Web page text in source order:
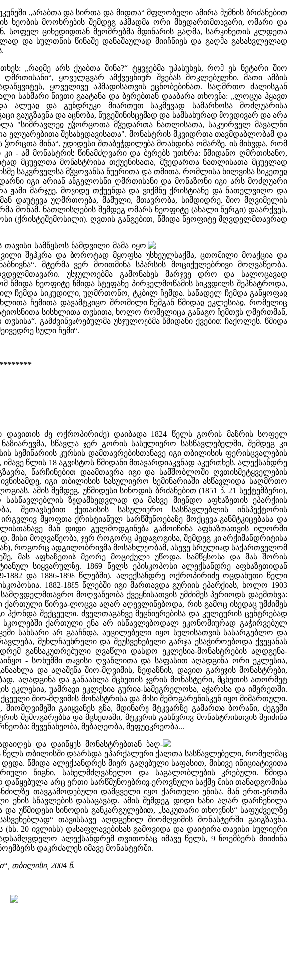
„არაბთა და სირთა და მიდთა“ მფლობელი ამირა მუმნის ბრძანებით
ხეობის მოოხრების შემდეგ აჰმადმა ორი მხედართმთავარი, ომარი და
სოფელ ციხედიდთან მეომრებმა მდინარის გაღმა, სარკინეთის კლდეთა
და სულთნის წინაშე დანაშაულად მიიჩნიეს და გაღმა გასასვლელად
„რაჲმე არს ქუაბთა შინა?“ ტყვეებმა უპასუხეს, რომ ეს ნეტარი შიო
ყოველგვარ ამქვეყნიურ შვებას მოკლებულნი. მათი ამბის
ყოველივე აჰმადისათვის ეცნობებინათ. საღმრთო ძალისგან
სახმარი ნივთი გაატანა და ბერებთან დააბარა თხოვნა: „ლოცუა ჰყავთ
ალუაჲ და გუნდრუკი მიართუთ საკმევად სამარხოსა მოძღუარისა
გაუგზავნა და აცნობა, ნუგეშინისცემად და სამსახურად მოვდივარ და არა
"სიმრავლეჲ უჴორცოთა მჴედართა ნათლისათა, საკუირველ მავალნი
ელუარებითა შესახედავისათა". მონასტრის მკვიდრთა თავმდაბლობამ და
შინა“, უდიდესი შთაბეჭდილება მოახდინა ომარზე. ის მიხვდა, რომ
- ამ მონასტრის წინამძღვარი და ბერებს უთხრა: წმიდანო ღმრთისანო,
მცუელთა მონასტრისა თქუენისათა, მჴედართა ნათლისათა მცუელად
საკჳრველსა მჴცოვანსა წუერითა და თმითა, რომლისა ხილვისა სიკეთეჲ
იგი არიან ანგელოსნი ღმრთისანი და მონაზონი იგი არს მოძღუარი
ჟამი მარჯუე, მოვიდე თქუენდა და ვიქმნე ქრისტიანე და ნათელვიღო და
დაუტევა უღმრთოება, მამული, მთავრობა, სიმდიდრე, შიო მღვიმელის
მონამ. ნათლისღების შემდეგ ომარს ნეოფიტე (ახალი ნერგი) დაარქვეს,
(ქრისტეშემოსილი). ღვთის განგებით, წმიდა ნეოფიტე მღვდელმთავრად
სამწყსოს ნამდვილი მამა იყო:
შეჰკრა და ბოროტად მყოფსა უსხეულსაქმა, ცთომილი მოაქცია და
მტერმა ვერ მოითმინა სპარსის მოციქულებრივი მოღვაწეობა.
უსჯულოებმა გამონახეს მარჯვე დრო და სალოცავად
წმიდა ნეოფიტე წმიდა სტეფანე პირველმოწამის სიკვდილს შეჰნატროდა,
ჩემდა სიკუდილი, უღმრთონო, ტკბილ ჩემდა. საწადელ ჩემდა განყოფაჲ
ჩემითა დავამტკიცო შრომილი ჩემგან წმიდაჲ ეკლესიაჲ, რომელიც
პატიოსნითა სისხლითა თჳსითა, ხოლო რომელიცა განაგო ჩემთჳს ღმერთმან,
გამძვინვარებულმა უსჯულოებმა წმიდანი ქვებით ჩაქოლეს. წმიდა
სული ჩემი“.
დავითის ძე ოქროპირიძე) დაიბადა 1824 წელს გორის მაზრის სოფელ
სწავლა ჯერ გორის სასულიერო სასწავლებელში, შემდეგ კი
სემინარიის კურსის დამთავრებისთანავე იგი თბილისის ფერისცვალების
წლის 18 აგვისტოს წმიდანი მთავარდიაკვნად აკურთხეს. ალექსანდრე
წარჩინებით დაამთავრა იგი და სამშობლოში ღვთისმეტყველების
იგი თბილისის სასულიერო სემინარიაში ასწავლიდა საღმრთო
ამის შემდეგ, უწმიდესი სინოდის ბრძანებით (1851 წ. 21 სექტემბერი),
ზედამხედვლად და მასვე მიენდო აფხაზეთის ეპარქიის
შეთავსებით ქუთაისის სასულიერო სასწავლებლის ინსპექტორის
მყოფთა ქრისტიანულ სარწმუნოებაზე მოქცევა-განმტკიცებასა და
მან დიდი გულმოდგინება გამოიჩინა აფხაზთათვის ილორში
მისი მოღვაწეობა, ჯერ როგორც პედაგოგისა, შემდეგ კი არქიმანდრიტისა
როგორც ადგილობრივმა მოსახლეობამ, ასევე სრულიად საქართველომ
მას აფხაზეთის მეორე მოციქული უწოდა. სამწყსოსა და მას შორის
სიყვარულზე. 1869 წელს ეპისკოპოსი ალექსანდრე აფხაზეთიდან
1882 და 1886-1898 წლებში). ალექსანდრე ოქროპირიძე ოცდახუთი წელი
1882-1885 წლებში იგი მართავდა გურიის ეპარქიას, ხოლო 1903
მოღვაწეობა ქვეყნისათვის უმძიმეს პერიოდს დაემთხვა:
წირვა-ლოცვა აღარ აღევლინებოდა, რის გამოც ისედაც უმძიმეს
შექცეული. ძველთაგანვე მეცნიერებისა და კულტურის ცენტრებად
სკოლებში ქართული ენა არ ისწავლებოდალ ეკონომიურად გაჭირვებულ
სახსარი არ გააჩნდა, აუცილებელი იყო სულისათვის სასარგებლო და
მუხლჩაუხრელი და შეუსვენებელი გარჯა ესაჭიროებოდა ქვეყანას
განსაკუთრებული ღვაწლი დასდო ეკლესია-მონასტრების აღდგენა-
- სოხუმში თავისი ღვაწლითა და საფასით აღადგინა ორი ეკლესია,
და აღაშენა შიო-მღვიმის, ზედაზნის, დავით გარეჯის მონასტრები,
აღადგინა და განაახლა მცხეთის ჯვრის მონასტერი, მცხეთის ათორმეტ
უამრავი ეკლესია გურია-სამეგრელოსა, აჭარასა და იმერეთში.
შიო-მღვიმის მონასტრისა და მისი შემოგარენისკენ იყო მიმართული.
გაიყვანეს გზა, მდინარე მტკვარზე გამართა ბორანი, ძეგვში
შემოგარებსა და მცხეთაში, მტკვრის გასწვრივ მონასტრისთვის შეიძინა
მევენახეობა, მებაღეობა, მეფუტკრეობა...
და დაიწყეს მონასტრებთან ბაღ-
წელს თბილისში დაარსდა ეპარქალური ქალთა სასწავლებელი, რომელმაც
წმიდა ალექსანდრეს მიერ გაღებული საფასით, მისივე ინიციატივითა
წიგნი, სახელმძღვანელო და საგალობლების კრებული. წმიდა
არც ერთი სარწმუნოებრივ-ეროვნული საქმე მისი თანადგომისა
თავგამოდებული დამცველი იყო ქართული ენისა. მან ერთ-ერთმა
სწავლების დასაცავად. ამის შემდეგ დიდი ხანი აღარ დარჩენილა
უწმიდესი სინოდის განკარგულებით, „საკუთარი თხოვნის“ საფუძველზე
თავისსავე აღდგენილ შიომღვიმის მონასტერში გაიგზავნა.
20 ივლისს) დასაფლავებისას გამოვიდა და დაიტირა თავისი სულიერი
ალექსანდრემ თვითონაც იმავე წელს, 9 ნოემბერს მიიძინა
დაკრძალეს იმავე მონასტერში.
თბილისი, 2004 წ.